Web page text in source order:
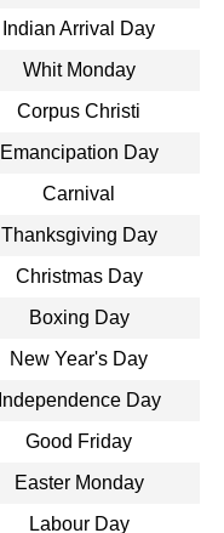
Indian Arrival Day
Whit Monday
Corpus Christi
Emancipation Day
Carnival
Thanksgiving Day
Christmas Day
Boxing Day
New Year's Day
Independence Day
Good Friday
Easter Monday
Labour Day